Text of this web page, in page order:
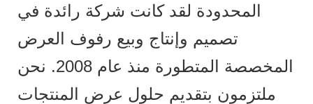
المحدودة لقد كانت شركة رائدة في
تصميم وإنتاج وبيع رفوف العرض
المخصصة المتطورة منذ عام 2008. نحن
ملتزمون بتقديم حلول عرض المنتجات